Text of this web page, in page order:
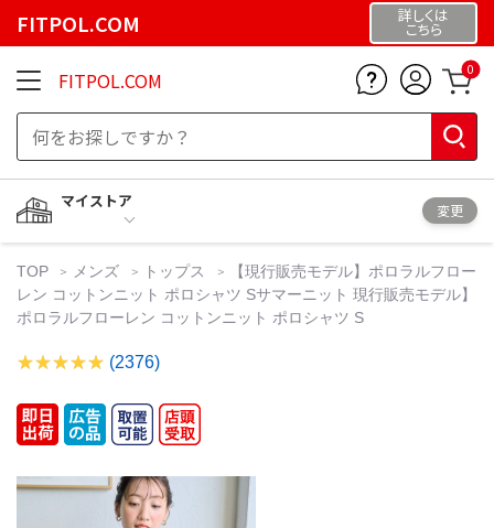
FITPOL.COM 詳しくは
こちら
FITPOL.COM 0
マイストア
変更
TOP メンズ トップス
【現行販売モデル】ポロラルフロー
レン コットンニット ポロシャツ Sサマーニット 現行販売モデル】
ポロラルフローレン コットンニット ポロシャツ S
(2376)